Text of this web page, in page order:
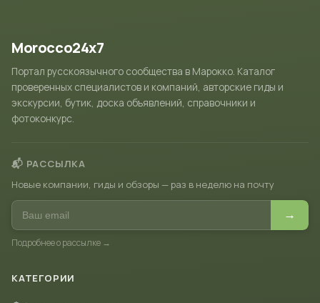
Morocco24x7
Портал русскоязычного сообщества в Марокко. Каталог
проверенных специалистов и компаний, авторские гиды и
экскурсии, бутик, доска объявлений, справочники и
фотоконкурс.
📬 РАССЫЛКА
Новые компании, гиды и обзоры — раз в неделю на почту
→
Подробнее о рассылке →
КАТЕГОРИИ